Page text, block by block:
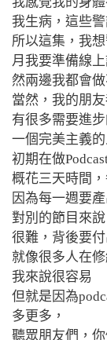
我生病， 這些
所以這集，我
月我要準備線
然兩邊我都會做
當然，我的朋
有很多需要進
一個完美主義
初期在做
概花三天時間
因為每一週要
對別的節目來
很難，背後要
就像很多人在
我來說很容易
但就是因為
多更多，
聽眾朋友們，